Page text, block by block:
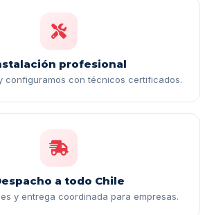
profesional
configuramos con técnicos certificados.
a todo Chile
y entrega coordinada para empresas.